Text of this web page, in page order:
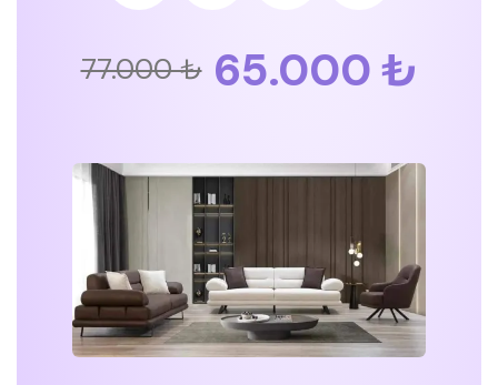
77.000 ₺ 65.000 ₺